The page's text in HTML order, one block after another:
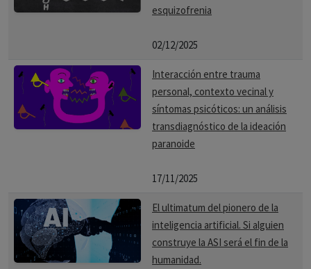
esquizofrenia
02/12/2025
Interacción entre trauma
personal, contexto vecinal y
síntomas psicóticos: un análisis
transdiagnóstico de la ideación
paranoide
17/11/2025
El ultimatum del pionero de la
inteligencia artificial. Si alguien
construye la ASI será el fin de la
humanidad.